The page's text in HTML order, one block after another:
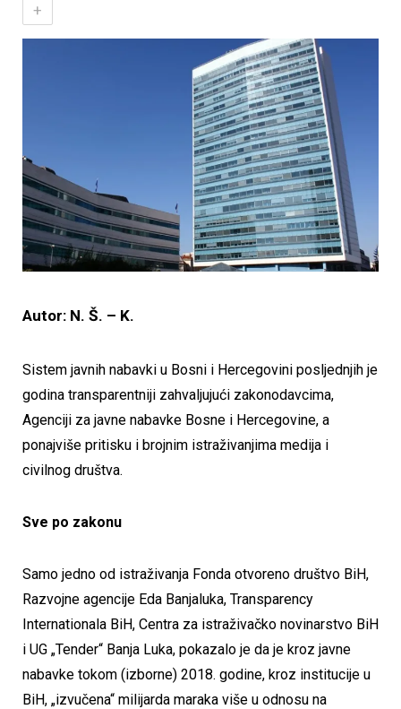
+
Autor: N. Š. – K.
Sistem javnih nabavki u Bosni i Hercegovini posljednjih je
godina transparentniji zahvaljujući zakonodavcima,
Agenciji za javne nabavke Bosne i Hercegovine, a
ponajviše pritisku i brojnim istraživanjima medija i
civilnog društva.
Sve po zakonu
Samo jedno od istraživanja Fonda otvoreno društvo BiH,
Razvojne agencije Eda Banjaluka, Transparency
Internationala BiH, Centra za istraživačko novinarstvo BiH
i UG „Tender“ Banja Luka, pokazalo je da je kroz javne
nabavke tokom (izborne) 2018. godine, kroz institucije u
BiH, „izvučena“ milijarda maraka više u odnosu na